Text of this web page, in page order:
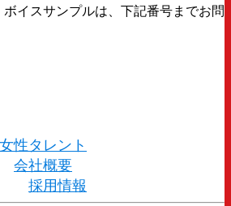
イスサンプルは、下記番号までお問
女性タレント
会社概要
採用情報